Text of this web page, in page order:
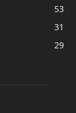
53
31
29